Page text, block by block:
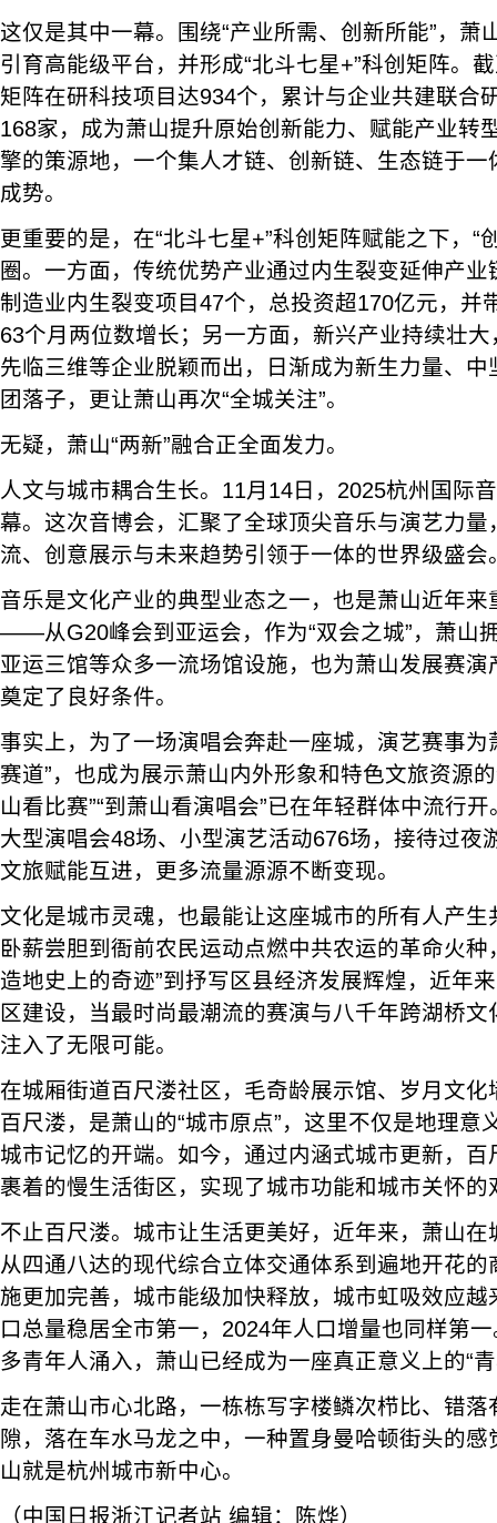
这仅是其中一幕。围绕“产业所需、创新所能”，萧
引育高能级平台，并形成“北斗七星+”科创矩阵。
矩阵在研科技项目达934个，累计与企业共建联合
168家，成为萧山提升原始创新能力、赋能产业转
擎的策源地，一个集人才链、创新链、生态链于一
成势。
更重要的是，在“北斗七星+”科创矩阵赋能之下，“
圈。一方面，传统优势产业通过内生裂变延伸产
制造业内生裂变项目47个，总投资超170亿元，并
63个月两位数增长；另一方面，新兴产业持续壮
先临三维等企业脱颖而出，日渐成为新生力量、
团落子，更让萧山再次“全城关注”。
无疑，萧山“两新”融合正全面发力。
人文与城市耦合生长。11月14日，2025杭州国际
幕。这次音博会，汇聚了全球顶尖音乐与演艺力量
流、创意展示与未来趋势引领于一体的世界级盛会
音乐是文化产业的典型业态之一，也是萧山近年
——从G20峰会到亚运会，作为“双会之城”，萧山
亚运三馆等众多一流场馆设施，也为萧山发展赛演
奠定了良好条件。
事实上，为了一场演唱会奔赴一座城，演艺赛事为
赛道”，也成为展示萧山内外形象和特色文旅资源
山看比赛”“到萧山看演唱会”已在年轻群体中流行
大型演唱会48场、小型演艺活动676场，接待过夜
文旅赋能互进，更多流量源源不断变现。
文化是城市灵魂，也最能让这座城市的所有人产
卧薪尝胆到衙前农民运动点燃中共农运的革命火种
造地史上的奇迹”到抒写区县经济发展辉煌，近年
区建设，当最时尚最潮流的赛演与八千年跨湖桥
注入了无限可能。
在城厢街道百尺溇社区，毛奇龄展示馆、岁月文
百尺溇，是萧山的“城市原点”，这里不仅是地理意
城市记忆的开端。如今，通过内涵式城市更新，
裹着的慢生活街区，实现了城市功能和城市关怀的
不止百尺溇。城市让生活更美好，近年来，萧山
从四通八达的现代综合立体交通体系到遍地开花
施更加完善，城市能级加快释放，城市虹吸效应
口总量稳居全市第一，2024年人口增量也同样第
多青年人涌入，萧山已经成为一座真正意义上的“
走在萧山市心北路，一栋栋写字楼鳞次栉比、错
隙，落在车水马龙之中，一种置身曼哈顿街头的
山就是杭州城市新中心。
（中国日报浙江记者站 编辑：陈烨）